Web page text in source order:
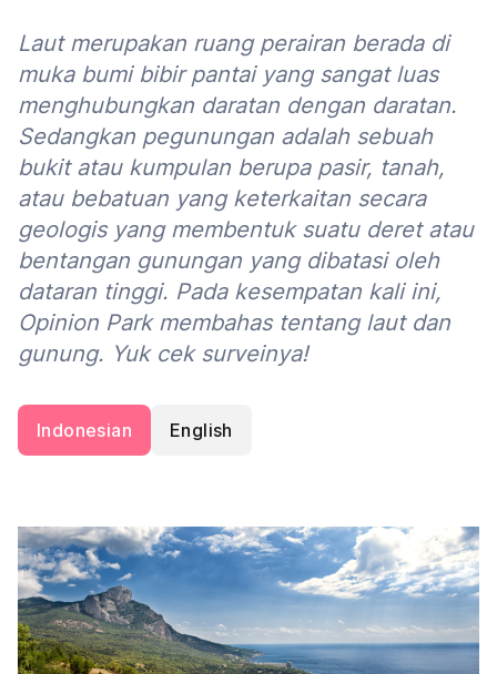
Laut merupakan ruang perairan berada di
muka bumi bibir pantai yang sangat luas
menghubungkan daratan dengan daratan.
Sedangkan pegunungan adalah sebuah
bukit atau kumpulan berupa pasir, tanah,
atau bebatuan yang keterkaitan secara
geologis yang membentuk suatu deret atau
bentangan gunungan yang dibatasi oleh
dataran tinggi. Pada kesempatan kali ini,
Opinion Park membahas tentang laut dan
gunung. Yuk cek surveinya!
Indonesian English